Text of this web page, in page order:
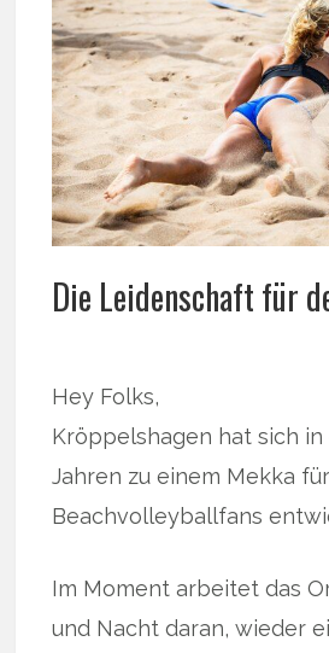
Die Leidenschaft für
Hey Folks,
Kröppelshagen hat sich
Jahren zu einem Mekka für
Beachvolleyballfans
Im Moment arbeitet das
und Nacht daran, wieder